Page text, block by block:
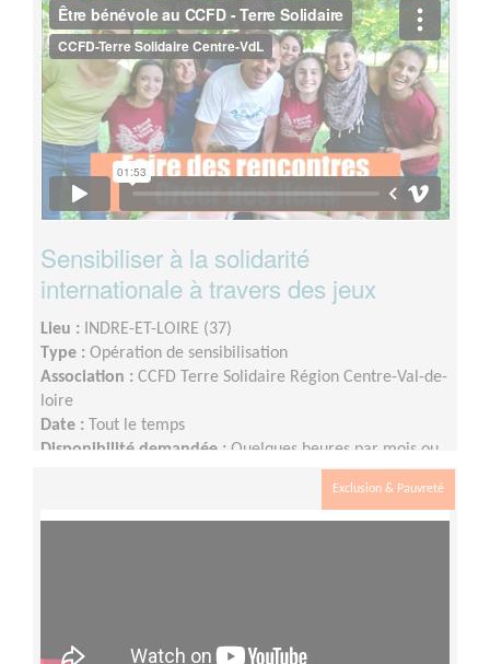
Sensibiliser à la solidarité
internationale à travers des jeux
Lieu :
INDRE-ET-LOIRE (37)
Type : Opération de sensibilisation
Association : CCFD Terre Solidaire Région Centre-Val-de-
loire
Date :
Tout le temps
Disponibilité demandée : Quelques heures par mois ou
Exclusion & Pauvreté